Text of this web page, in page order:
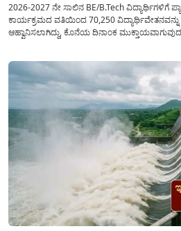
2026-2027 ನೇ ಸಾಲಿನ BE/B.Tech ವಿದ್ಯಾರ್ಥಿಗಳಿಗೆ
ಕಾರ್ಯಕ್ರಮದ ವತಿಯಿಂದ 70,250
ಆಹ್ವಾನಿಸಲಾಗಿದ್ದು, ಕೊನೆಯ ದಿನಾಂಕ
ಜಾರಿಗೆ...